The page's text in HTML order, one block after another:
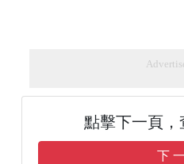
點擊下一頁，
下